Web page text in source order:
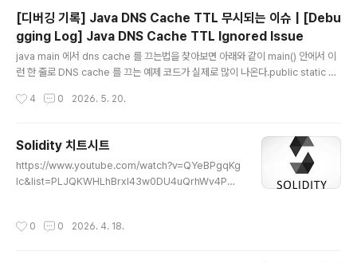
nout + buffer 반납스레드호출 스레드 N개 (thread-safe)Sender 단..
[디버깅 기록] Java DNS Cache TTL 무시되는 이슈 | [Debu
gging Log] Java DNS Cache TTL Ignored Issue
java main 에서 dns cache 를 끄는법을 찾아보면 아래와 같이 main() 안에서 이
런 한 줄로 DNS cache 를 끄는 예제 코드가 실제로 많이 나온다.public static vo
"0"); Security.setProperty("networkaddress.cache.ttl", "0");} 이렇게 되
0) 생각했는데만약 java process를 OTEL java agent 가 붙거나 jmx 설정과 함
께 사용하고 있었다면, 위 main 에 설정한 값들이 무시된..
4 0 2026. 5. 20.
Solidity 치트시트
https://www.youtube.com/watch?v=QYeBPgqKg
Ic&list=PLJQKWHLhBrxI43w0DU4uQrhWv4Pm1
mart Contract)를 개발하기 위한 언어.스마트 컨트랙트:
0 0 2026. 4. 18.